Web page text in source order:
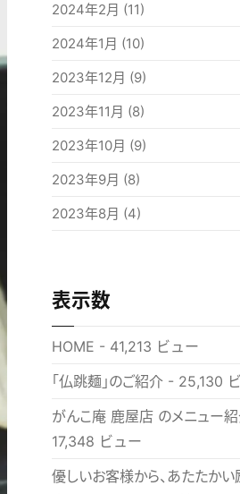
2024年2月 (11)
2024年1月 (10)
2023年12月 (9)
2023年11月 (8)
2023年10月 (9)
2023年9月 (8)
2023年8月 (4)
表示数
HOME - 41,213 ビュー
「仏跳麺」のご紹介 - 25,130
がんこ庵 鹿屋店 のメニュー
17,348 ビュー
優しいお客様から、あたたか